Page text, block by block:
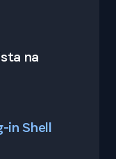
na
in Shell